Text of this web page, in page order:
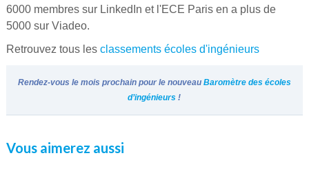
6000 membres sur LinkedIn et l'ECE Paris en a plus de
5000 sur Viadeo.
Retrouvez tous les classements écoles d'ingénieurs
Rendez-vous le mois prochain pour le nouveau Baromètre des écoles
d’ingénieurs !
Vous aimerez aussi